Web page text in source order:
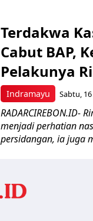
Indramayu
Terdakwa
Cabut BAP,
Pelakunya
Sabtu,
RADARCIREBON.ID-
menjadi perhatian
persidangan, ia juga